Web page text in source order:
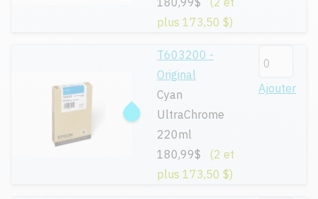
plus 173,50 $)
T603200 -
Original
Cyan
UltraChrome
220ml
180,99$
(2 et
plus 173,50 $)
Ajouter